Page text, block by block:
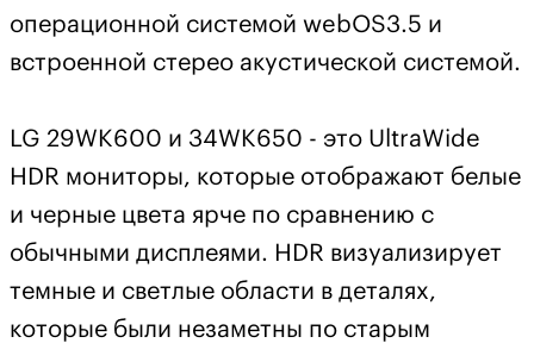
операционной системой webOS3.5 и
встроенной стерео акустической системой.
LG 29WK600 и 34WK650 - это UltraWide
HDR мониторы, которые отображают белые
и черные цвета ярче по сравнению с
обычными дисплеями. HDR визуализирует
темные и светлые области в деталях,
которые были незаметны по старым